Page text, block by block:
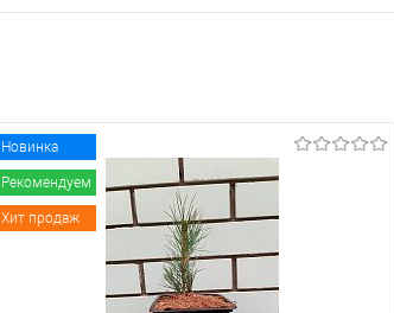
Новинка
Рекомендуем
Хит продаж